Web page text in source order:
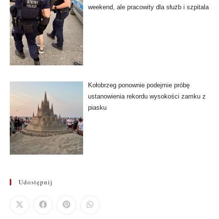
weekend, ale pracowity dla służb i szpitala
Kołobrzeg ponownie podejmie próbę
ustanowienia rekordu wysokości zamku z
piasku
Udostępnij